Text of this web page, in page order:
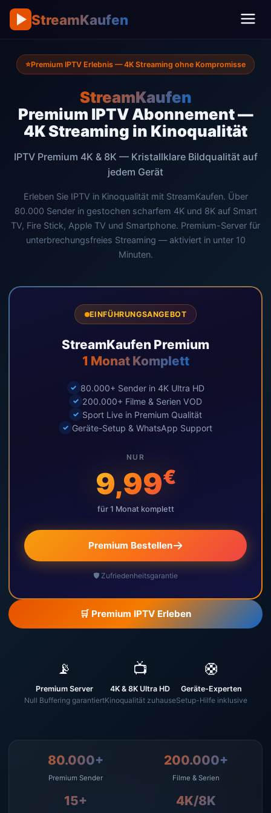
StreamKaufen
Premium IPTV Erlebnis — 4K Streaming ohne Kompromisse
StreamKaufen
Premium IPTV Abonnement —
4K Streaming in Kinoqualität
IPTV Premium 4K & 8K — Kristallklare Bildqualität auf
jedem Gerät
Erleben Sie IPTV in Kinoqualität mit StreamKaufen. Über
80.000 Sender in gestochen scharfem 4K und 8K auf Smart
TV, Fire Stick, Apple TV und Smartphone. Premium-Server für
unterbrechungsfreies Streaming — aktiviert in unter 10
Minuten.
EINFÜHRUNGSANGEBOT
StreamKaufen Premium
1 Monat Komplett
80.000+ Sender in 4K Ultra HD
200.000+ Filme & Serien VOD
Sport Live in Premium Qualität
Geräte-Setup & WhatsApp Support
NUR
9,99€
für 1 Monat komplett
Premium Bestellen
🛡️ Zufriedenheitsgarantie
🛒 Premium IPTV Erleben
📡
Premium Server
Null Buffering garantiert
📺
4K & 8K Ultra HD
Kinoqualität zuhause
🛟
Geräte-Experten
Setup-Hilfe inklusive
80.000+
Premium Sender
200.000+
Filme & Serien
15+ 4K/8K